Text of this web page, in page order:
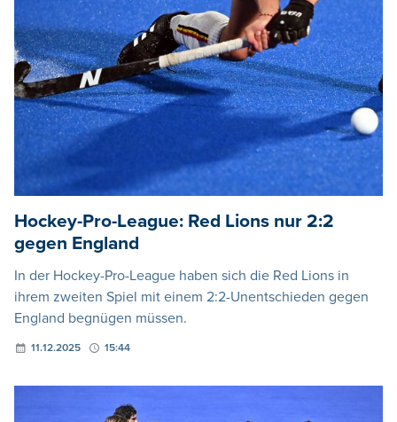
Hockey-Pro-League: Red Lions nur 2:2
gegen England
In der Hockey-Pro-League haben sich die Red Lions in
ihrem zweiten Spiel mit einem 2:2-Unentschieden gegen
England begnügen müssen.
11.12.2025 15:44